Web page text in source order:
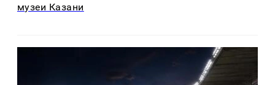
музеи Казани